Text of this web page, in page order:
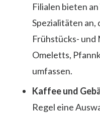
Filialen bieten
Spezialitäten an,
Frühstücks-
Omeletts,
umfassen.
Kaffee und
Regel eine